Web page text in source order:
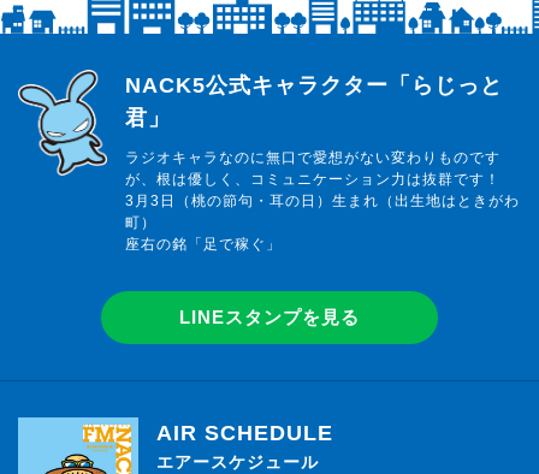
らじっと君
NACK5公式キャラクター「らじっと
君」
ラジオキャラなのに無口で愛想がない変わりものです
が、根は優しく、コミュニケーション力は抜群です！
3月3日（桃の節句・耳の日）生まれ（出生地はときがわ
町）
座右の銘「足で稼ぐ」
LINEスタンプを見る
AIR SCHEDULE
エアースケジュール